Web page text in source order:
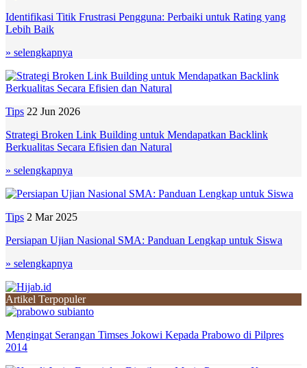
Identifikasi Titik Frustrasi Pengguna: Perbaiki untuk Rating yang
Lebih Baik
» selengkapnya
Tips 22 Jun 2026
Strategi Broken Link Building untuk Mendapatkan Backlink
Berkualitas Secara Efisien dan Natural
» selengkapnya
Tips 2 Mar 2025
Persiapan Ujian Nasional SMA: Panduan Lengkap untuk Siswa
» selengkapnya
Artikel Terpopuler
Mengingat Serangan Timses Jokowi Kepada Prabowo di Pilpres
2014